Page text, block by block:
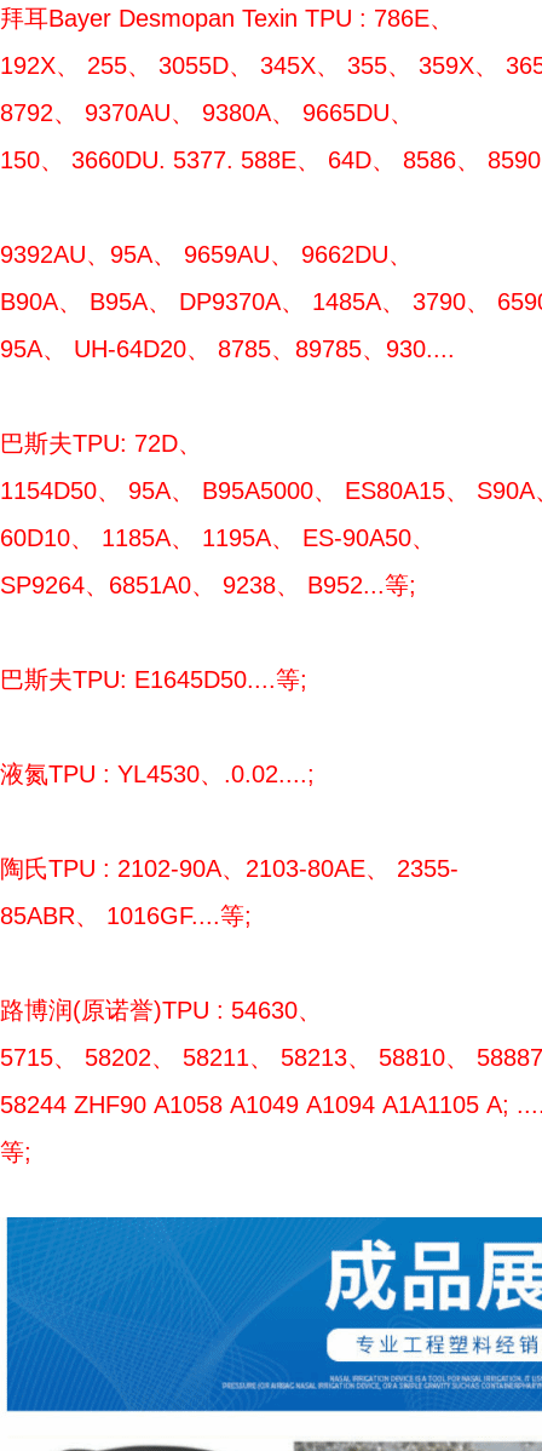
拜耳Bayer Desmopan Texin TPU : 786E、
192X、 255、 3055D、 345X、 355、 359X、
8792、 9370AU、 9380A、 9665DU、
150、 3660DU. 5377. 588E、 64D、 8586、
9392AU、95A、 9659AU、 9662DU、
B90A、 B95A、 DP9370A、 1485A、 3790、
95A、 UH-64D20、 8785、89785、930....
巴斯夫TPU: 72D、
1154D50、 95A、 B95A5000、 ES80A15、
60D10、 1185A、 1195A、 ES-90A50、
SP9264、6851A0、 9238、 B952...等;
巴斯夫TPU: E1645D50....等;
液氮TPU : YL4530、.0.02....;
陶氏TPU : 2102-90A、2103-80AE、 2355-
85ABR、 1016GF....等;
路博润(原诺誉)TPU : 54630、
5715、 58202、 58211、 58213、 58810、
58244 ZHF90 A1058 A1049 A1094 A1A1105 A;
等;